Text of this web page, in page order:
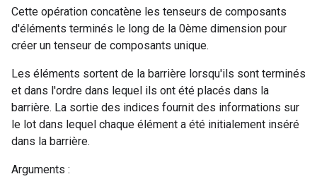
Cette opération concatène les tenseurs de composants
d'éléments terminés le long de la 0ème dimension pour
créer un tenseur de composants unique.
Les éléments sortent de la barrière lorsqu'ils sont terminés
et dans l'ordre dans lequel ils ont été placés dans la
barrière. La sortie des indices fournit des informations sur
le lot dans lequel chaque élément a été initialement inséré
dans la barrière.
Arguments :